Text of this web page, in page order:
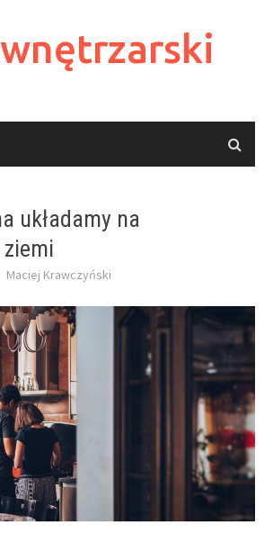
układamy na
Maciej Krawczyński